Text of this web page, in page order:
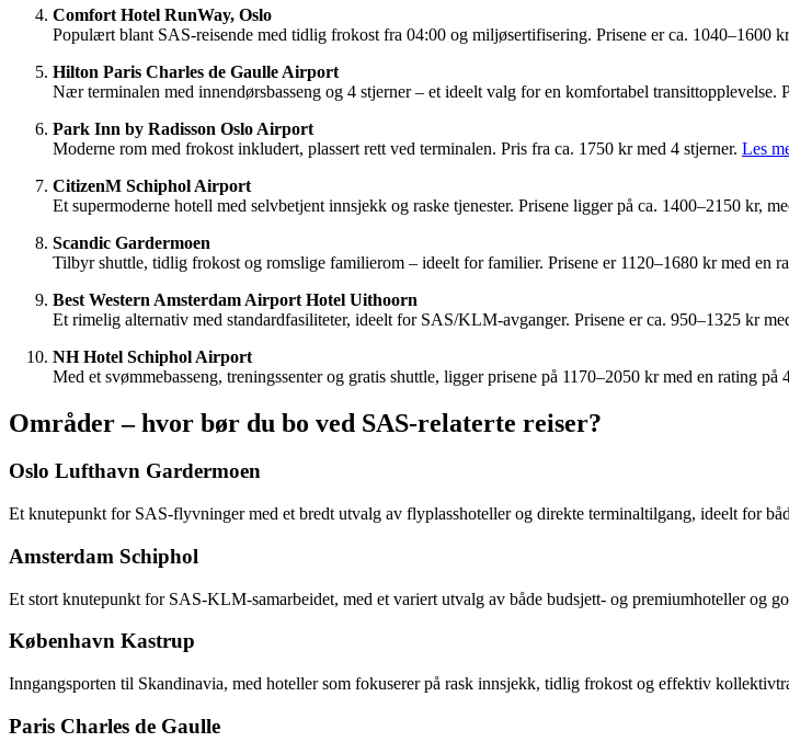
Comfort Hotel RunWay, Oslo
Populært blant SAS-reisende med tidlig frokost fra 04:00 og miljøsertifisering. Prisene er ca. 1040–1600
Hilton Paris Charles de Gaulle Airport
Nær terminalen med innendørsbasseng og 4 stjerner – et ideelt valg for en komfortabel transittopplevelse.
Park Inn by Radisson Oslo Airport
Moderne rom med frokost inkludert, plassert rett ved terminalen. Pris fra ca. 1750 kr med 4 stjerner. Les
CitizenM Schiphol Airport
Et supermoderne hotell med selvbetjent innsjekk og raske tjenester. Prisene ligger på ca. 1400–2150 kr,
Scandic Gardermoen
Tilbyr shuttle, tidlig frokost og romslige familierom – ideelt for familier. Prisene er 1120–1680 kr med en
Best Western Amsterdam Airport Hotel Uithoorn
Et rimelig alternativ med standardfasiliteter, ideelt for SAS/KLM-avganger. Prisene er ca. 950–1325 kr
NH Hotel Schiphol Airport
Med et svømmebasseng, treningssenter og gratis shuttle, ligger prisene på 1170–2050 kr med en rating på
Områder – hvor bør du bo ved SAS-relaterte reiser?
Oslo Lufthavn Gardermoen
Et knutepunkt for SAS-flyvninger med et bredt utvalg av flyplasshoteller og direkte terminaltilgang, ideelt for
Amsterdam Schiphol
Et stort knutepunkt for SAS-KLM-samarbeidet, med et variert utvalg av både budsjett- og premiumhoteller og
København Kastrup
Inngangsporten til Skandinavia, med hoteller som fokuserer på rask innsjekk, tidlig frokost og effektiv
Paris Charles de Gaulle